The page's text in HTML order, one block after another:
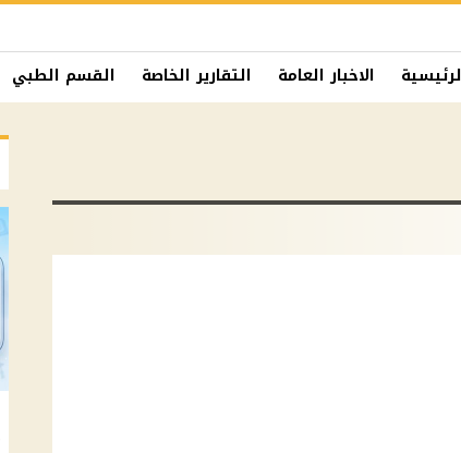
الاخبار العامة التقارير الخاصة القسم الطبي